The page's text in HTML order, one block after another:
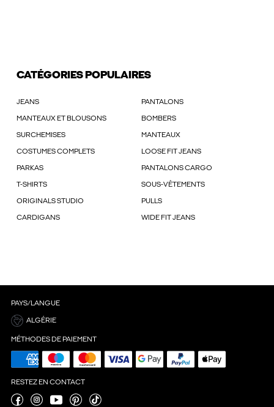
CATÉGORIES POPULAIRES
JEANS PANTALONS
MANTEAUX ET BLOUSONS BOMBERS
SURCHEMISES MANTEAUX
COSTUMES COMPLETS LOOSE FIT JEANS
PARKAS PANTALONS CARGO
T-SHIRTS SOUS-VÊTEMENTS
ORIGINALS STUDIO PULLS
CARDIGANS WIDE FIT JEANS
PAYS/LANGUE
ALGÉRIE
MÉTHODES DE PAIEMENT
RESTEZ EN CONTACT